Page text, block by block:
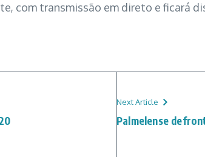
com transmissão em direto e ficará
Next Article
Palmelense